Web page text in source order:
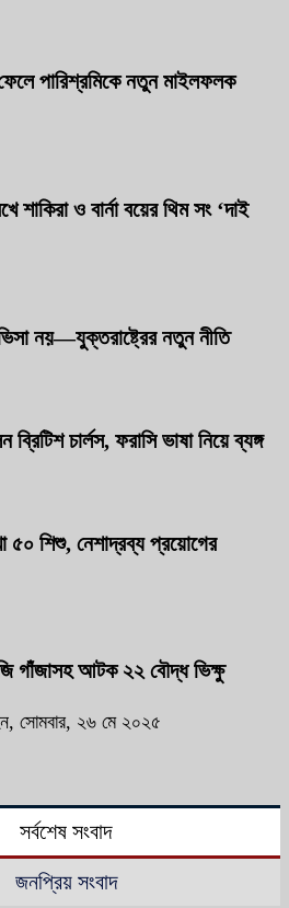
পারিশ্রমিকে নতুন মাইলফলক
শাকিরা ও বার্না বয়ের থিম সং ‘দাই
নয়—যুক্তরাষ্ট্রের নতুন নীতি
ব্রিটিশ চার্লস, ফরাসি ভাষা নিয়ে ব্যঙ্গ
৫০ শিশু, নেশাদ্রব্য প্রয়োগের
গাঁজাসহ আটক ২২ বৌদ্ধ ভিক্ষু
সোমবার, ২৬ মে ২০২৫
সর্বশেষ সংবাদ
জনপ্রিয় সংবাদ